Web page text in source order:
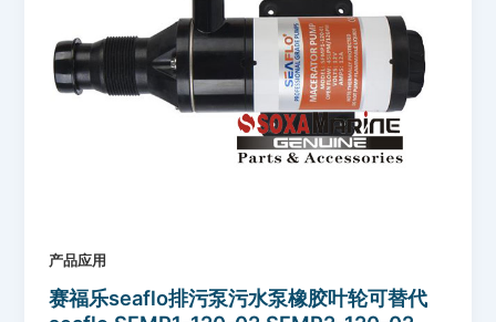
产品应用
赛福乐seaflo排污泵污水泵橡胶叶轮可替代